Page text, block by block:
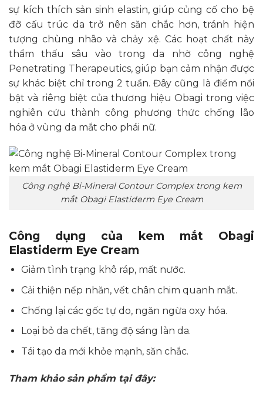
sự kích thích sản sinh elastin, giúp củng cố cho bệ
đỡ cấu trúc da trở nên săn chắc hơn, tránh hiện
tượng chùng nhão và chảy xệ. Các hoạt chất này
thẩm thấu sâu vào trong da nhờ công nghệ
Penetrating Therapeutics, giúp bạn cảm nhận được
sự khác biệt chỉ trong 2 tuần. Đây cũng là điểm nổi
bật và riêng biệt của thương hiệu Obagi trong việc
nghiên cứu thành công phương thức chống lão
hóa ở vùng da mắt cho phái nữ.
Công nghệ Bi-Mineral Contour Complex trong kem
mắt Obagi Elastiderm Eye Cream
Công dụng của kem mắt Obagi
Elastiderm Eye Cream
Giảm tình trạng khô ráp, mất nước.
Cải thiện nếp nhăn, vết chân chim quanh mắt.
Chống lại các gốc tự do, ngăn ngừa oxy hóa.
Loại bỏ da chết, tăng độ sáng làn da.
Tái tạo da mới khỏe mạnh, săn chắc.
Tham khảo sản phẩm tại đây: